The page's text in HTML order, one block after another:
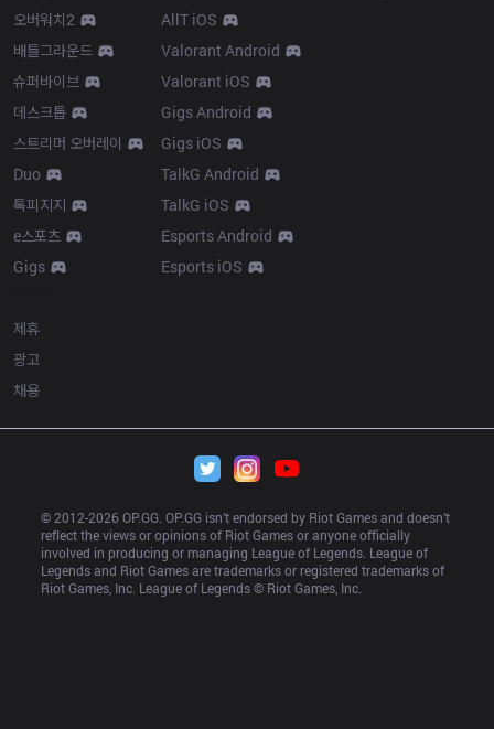
오버워치2
배틀그라운드
슈퍼바이브
데스크톱
스트리머 오버레이
Duo
톡피지지
e스포츠
Gigs
AllT iOS
Valorant Android
Valorant iOS
Gigs Android
Gigs iOS
TalkG Android
TalkG iOS
Esports Android
Esports iOS
제휴
광고
채용
© 2012-2026 OP.GG. OP.GG isn’t endorsed by Riot Games and doesn’t
reflect the views or opinions of Riot Games or anyone officially
involved in producing or managing League of Legends. League of
Legends and Riot Games are trademarks or registered trademarks of
Riot Games, Inc. League of Legends © Riot Games, Inc.